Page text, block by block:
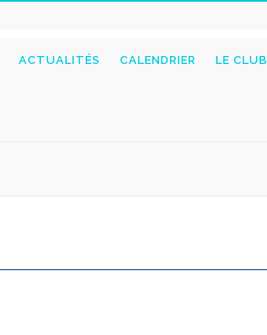
ACTUALITÉS CALENDRIER LE CLUB